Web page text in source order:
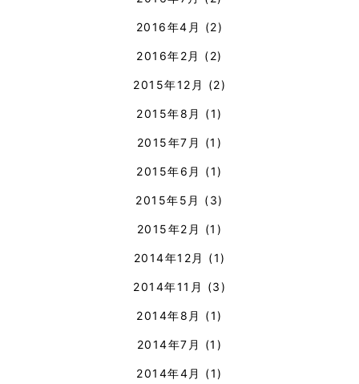
2016年4月 (2)
2016年2月 (2)
2015年12月 (2)
2015年8月 (1)
2015年7月 (1)
2015年6月 (1)
2015年5月 (3)
2015年2月 (1)
2014年12月 (1)
2014年11月 (3)
2014年8月 (1)
2014年7月 (1)
2014年4月 (1)